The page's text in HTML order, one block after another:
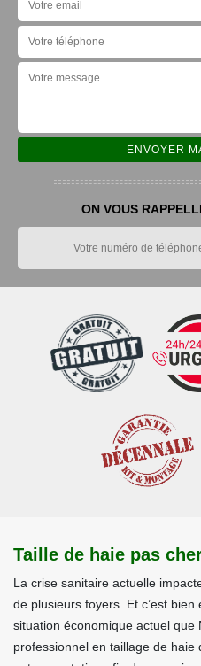
ON VOUS
Taille de haie pas
La crise sanitaire actuelle
de plusieurs foyers. Et c’est
situation économique actuel que
professionnel en taillage de